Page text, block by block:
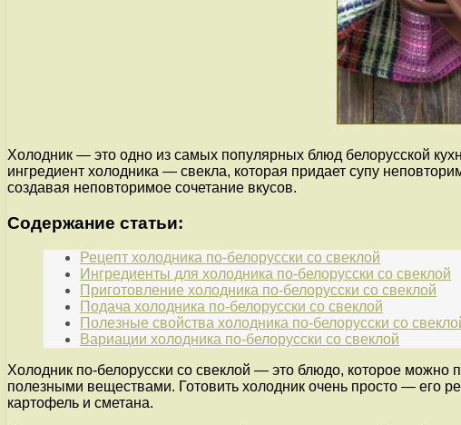
Холодник — это одно из самых популярных блюд белорусской
ингредиент холодника — свекла, которая придает супу
создавая неповторимое сочетание вкусов.
Содержание статьи:
Рецепт холодника по-белорусски со свеклой
Ингредиенты для холодника по-белорусски со свеклой
Приготовление холодника по-белорусски со свеклой
Подача холодника по-белорусски со свеклой
Полезные свойства холодника по-белорусски со
Вариации холодника по-белорусски со свеклой
Холодник по-белорусски со свеклой — это блюдо, которое можно
полезными веществами. Готовить холодник очень просто — его
картофель и сметана.